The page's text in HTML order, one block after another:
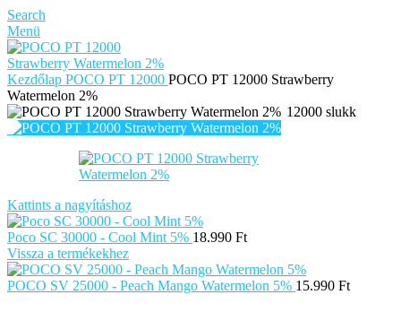
Search
Menü
Kezdőlap POCO PT 12000 POCO PT 12000 Strawberry
Watermelon 2%
12000 slukk
Kattints a nagyításhoz
Poco SC 30000 - Cool Mint 5% 18.990 Ft
Vissza a termékekhez
POCO SV 25000 - Peach Mango Watermelon 5% 15.990 Ft